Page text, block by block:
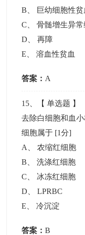
B
巨幼细胞性贫
C 、骨髄增生异
D 、再障
E 、溶血性贫血
答案： A
15 、【单选题 】
去除白细胞和血
细胞属于 [1分]
A
、农缩红细胞
B 、洗涤红细胞
C
冰冻红细胞
D 、LPRBC
E 、冷沉淀
答案：B